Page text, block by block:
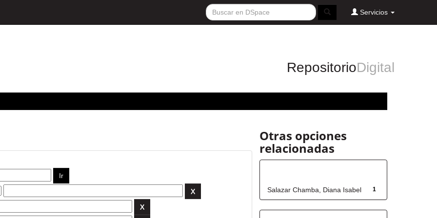
Servicios
RepositorioDigital
Otras opciones
relacionadas
1
Salazar Chamba, Diana Isabel